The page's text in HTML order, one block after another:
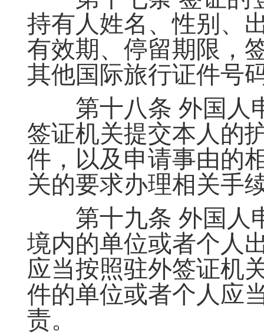
持有人姓名、性别、
有效期、停留期限，
其他国际旅行证件号
第十八条 外国人
签证机关提交本人的
件，以及申请事由的
关的要求办理相关手
第十九条 外国人
境内的单位或者个人
应当按照驻外签证机
件的单位或者个人应
责。